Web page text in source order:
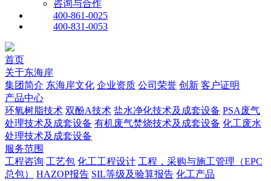
咨询与合作
400-861-0025
400-831-0053
首页
关于东海岸
集团简介 东海岸文化 企业资质 公司荣誉 创新 客户证明
产品中心
环氧树脂技术 双酚A技术 盐水净化技术及成套设备 PSA废气
处理技术及成套设备 有机废气焚烧技术及成套设备 化工废水
处理技术及成套设备
服务范围
工程咨询 工艺包 化工工程设计 工程，采购与施工管理（EPC
总包）
HAZOP报告 SIL等级及验算报告 化工产品